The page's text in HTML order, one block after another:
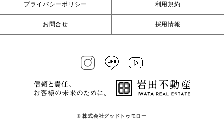
プライバシーポリシー 利用規約
お問合せ 採用情報
© 株式会社グッドトゥモロー